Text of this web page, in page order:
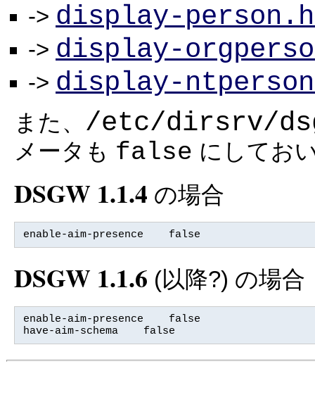
-> display-
-> display-
-> display-
また、 /etc/dirsrv/
メータも false にしてお
DSGW 1.1.4 の場合
enable-aim-presence    false
DSGW 1.1.6 (以降?) の場合
enable-aim-presence    false
have-aim-schema    false